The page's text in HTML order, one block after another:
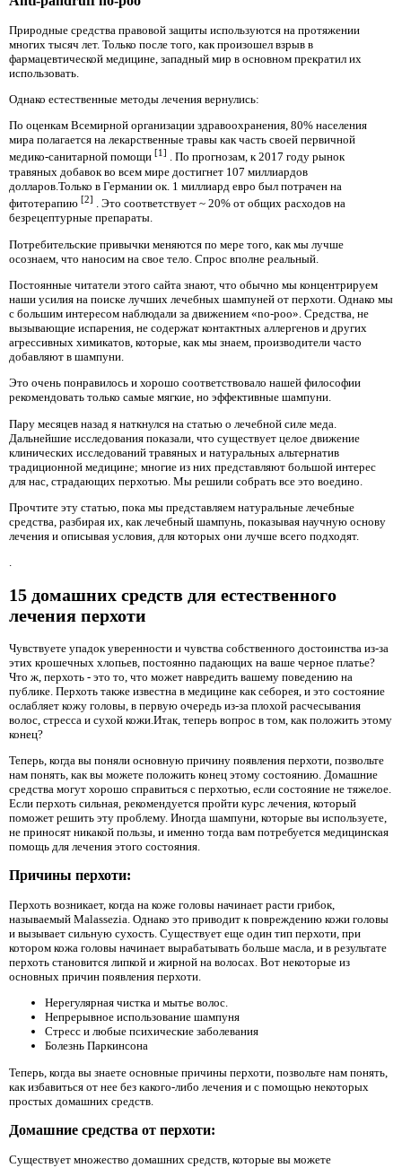
Природные средства правовой защиты используются на протяжении
многих тысяч лет. Только после того, как произошел взрыв в
фармацевтической медицине, западный мир в основном прекратил их
использовать.
Однако естественные методы лечения вернулись:
По оценкам Всемирной организации здравоохранения, 80% населения
мира полагается на лекарственные травы как часть своей первичной
медико-санитарной помощи [1] . По прогнозам, к 2017 году рынок
травяных добавок во всем мире достигнет 107 миллиардов
долларов.Только в Германии ок. 1 миллиард евро был потрачен на
фитотерапию [2] . Это соответствует ~ 20% от общих расходов на
безрецептурные препараты.
Потребительские привычки меняются по мере того, как мы лучше
осознаем, что наносим на свое тело. Спрос вполне реальный.
Постоянные читатели этого сайта знают, что обычно мы концентрируем
наши усилия на поиске лучших лечебных шампуней от перхоти. Однако мы
с большим интересом наблюдали за движением «no-poo». Средства, не
вызывающие испарения, не содержат контактных аллергенов и других
агрессивных химикатов, которые, как мы знаем, производители часто
добавляют в шампуни.
Это очень понравилось и хорошо соответствовало нашей философии
рекомендовать только самые мягкие, но эффективные шампуни.
Пару месяцев назад я наткнулся на статью о лечебной силе меда.
Дальнейшие исследования показали, что существует целое движение
клинических исследований травяных и натуральных альтернатив
традиционной медицине; многие из них представляют большой интерес
для нас, страдающих перхотью. Мы решили собрать все это воедино.
Прочтите эту статью, пока мы представляем натуральные лечебные
средства, разбирая их, как лечебный шампунь, показывая научную основу
лечения и описывая условия, для которых они лучше всего подходят.
.
15 домашних средств для естественного
лечения перхоти
Чувствуете упадок уверенности и чувства собственного достоинства из-за
этих крошечных хлопьев, постоянно падающих на ваше черное платье?
Что ж, перхоть - это то, что может навредить вашему поведению на
публике. Перхоть также известна в медицине как себорея, и это состояние
ослабляет кожу головы, в первую очередь из-за плохой расчесывания
волос, стресса и сухой кожи.Итак, теперь вопрос в том, как положить этому
конец?
Теперь, когда вы поняли основную причину появления перхоти, позвольте
нам понять, как вы можете положить конец этому состоянию. Домашние
средства могут хорошо справиться с перхотью, если состояние не тяжелое.
Если перхоть сильная, рекомендуется пройти курс лечения, который
поможет решить эту проблему. Иногда шампуни, которые вы используете,
не приносят никакой пользы, и именно тогда вам потребуется медицинская
помощь для лечения этого состояния.
Причины перхоти:
Перхоть возникает, когда на коже головы начинает расти грибок,
называемый Malassezia. Однако это приводит к повреждению кожи головы
и вызывает сильную сухость. Существует еще один тип перхоти, при
котором кожа головы начинает вырабатывать больше масла, и в результате
перхоть становится липкой и жирной на волосах. Вот некоторые из
основных причин появления перхоти.
Нерегулярная чистка и мытье волос.
Непрерывное использование шампуня
Стресс и любые психические заболевания
Болезнь Паркинсона
Теперь, когда вы знаете основные причины перхоти, позвольте нам понять,
как избавиться от нее без какого-либо лечения и с помощью некоторых
простых домашних средств.
Домашние средства от перхоти:
Существует множество домашних средств, которые вы можете